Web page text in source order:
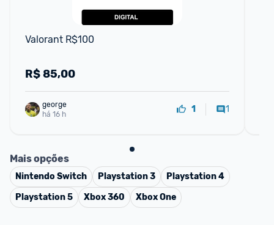
Valorant R$100
R$85,00
george
há 16 h
1 1
Mais opções
Nintendo Switch Playstation 3
Playstation 4
Playstation 5
Xbox 360 Xbox One